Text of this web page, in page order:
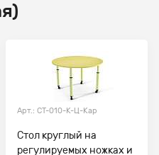
Арт.: СТ-010-К-Ц-Кар
Стол круглый на
регулируемых ножках и